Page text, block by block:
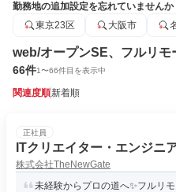
勤務地の追加設定を忘れていませんか
東京23区
大阪市
web/オープンSE、フルリモ
66件1〜66件目を表示中
関連度順新着順
正社員
ITクリエイター・エンジニ
株式会社TheNewGate
未経験からプロの道へ✨フルリ